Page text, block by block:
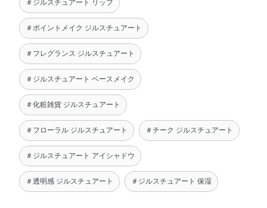
＃ジルスチュアート リップ
＃ポイントメイク ジルスチュアート
＃フレグランス ジルスチュアート
＃ジルスチュアート ベースメイク
＃化粧雑貨 ジルスチュアート
＃フローラル ジルスチュアート ＃チーク ジルスチュアート
＃ジルスチュアート アイシャドウ
＃透明感 ジルスチュアート ＃ジルスチュアート 保湿